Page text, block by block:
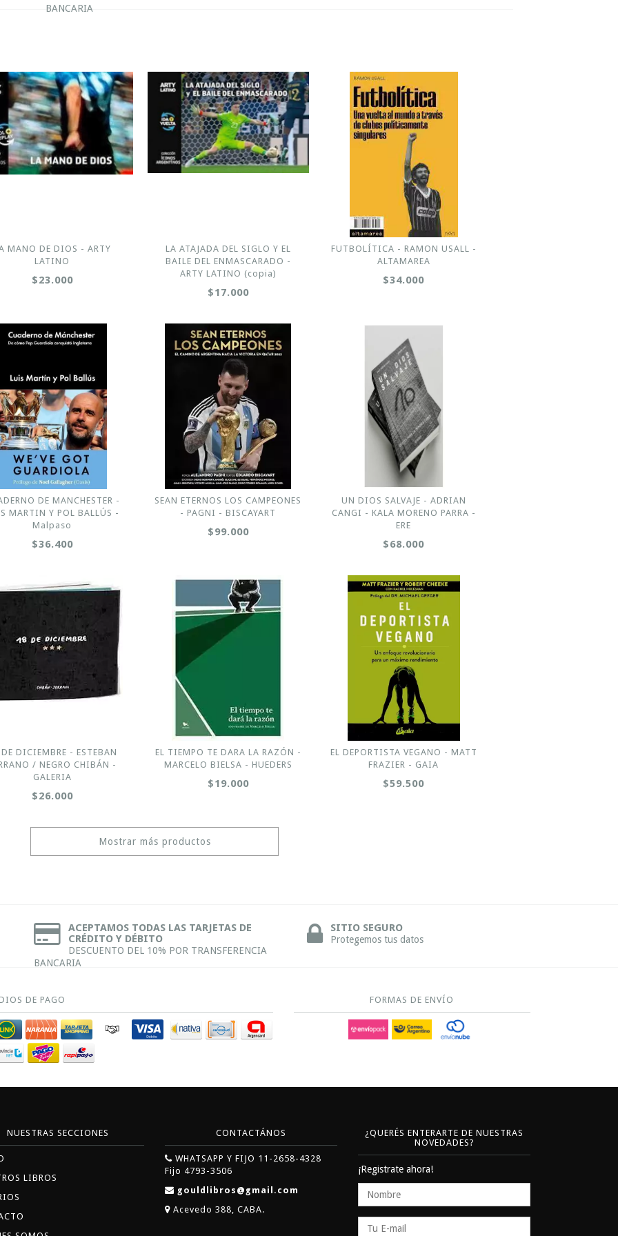
BANCARIA
MANO DE DIOS - ARTY
LATINO
$23.000
LA ATAJADA DEL SIGLO Y EL
BAILE DEL ENMASCARADO -
ARTY LATINO (copia)
$17.000
FUTBOLÍTICA - RAMON USALL -
ALTAMAREA
$34.000
DE MANCHESTER -
MARTIN Y POL BALLÚS -
Malpaso
$36.400
SEAN ETERNOS LOS CAMPEONES
- PAGNI - BISCAYART
$99.000
UN DIOS SALVAJE - ADRIAN
CANGI - KALA MORENO PARRA -
ERE
$68.000
DICIEMBRE - ESTEBAN
/ NEGRO CHIBÁN -
GALERIA
$26.000
EL TIEMPO TE DARA LA RAZÓN -
MARCELO BIELSA - HUEDERS
$19.000
EL DEPORTISTA VEGANO - MATT
FRAZIER - GAIA
$59.500
Mostrar más productos
ACEPTAMOS TODAS LAS TARJETAS DE
CRÉDITO Y DÉBITO
DESCUENTO DEL 10% POR TRANSFERENCIA
BANCARIA
SITIO SEGURO
Protegemos tus datos
DE PAGO FORMAS DE ENVÍO
NUESTRAS SECCIONES
LIBROS
CONTACTÁNOS
WHATSAPP Y FIJO 11-2658-4328
Fijo 4793-3506
gouldlibros@gmail.com
Acevedo 388, CABA.
¿QUERÉS ENTERARTE DE NUESTRAS
NOVEDADES?
¡Registrate ahora!